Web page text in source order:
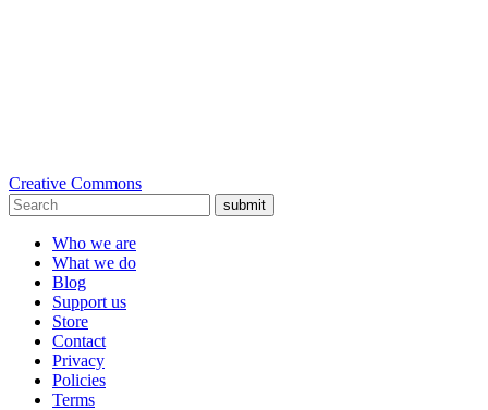
Creative Commons
submit
Who we are
What we do
Blog
Support us
Store
Contact
Privacy
Policies
Terms